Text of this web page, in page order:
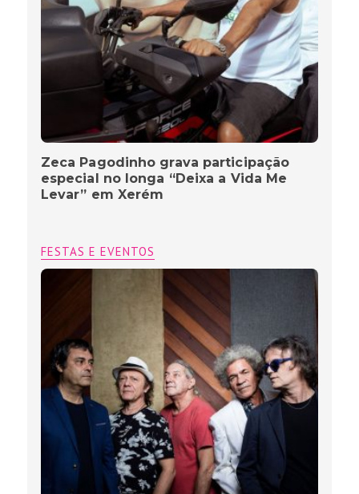
Zeca Pagodinho grava participação
especial no longa “Deixa a Vida Me
Levar” em Xerém
FESTAS E EVENTOS